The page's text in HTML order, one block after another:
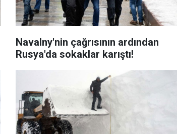
Navalny'nin çağrısının ardından
Rusya'da sokaklar karıştı!